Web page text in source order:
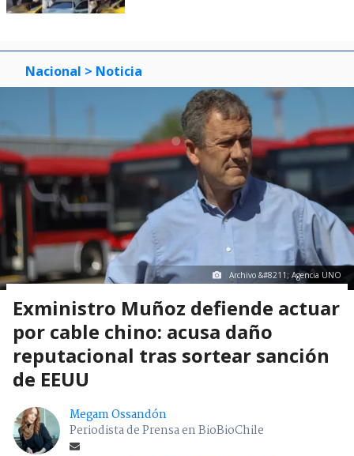
Nacional > Noticia
Archivo &#8211; Agencia UNO
Exministro Muñoz defiende actuar
por cable chino: acusa daño
reputacional tras sortear sanción
de EEUU
Megam Ossandón
Periodista de Prensa en BioBioChile